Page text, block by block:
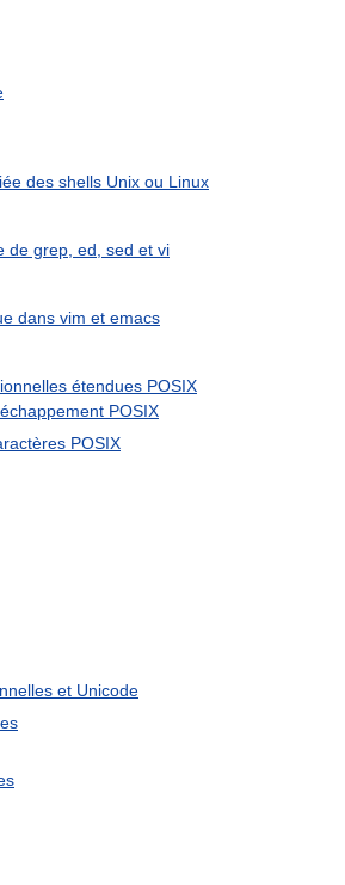
des shells Unix ou Linux
de grep, ed, sed et vi
dans vim et emacs
étendues POSIX
POSIX
POSIX
et Unicode